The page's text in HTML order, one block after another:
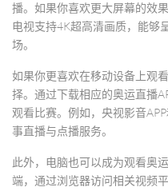
播。如果你喜欢更大屏幕的效
电视支持4K超高清画质，能够
场。
如果你更喜欢在移动设备上观
择。通过下载相应的奥运直播
观看比赛。例如，央视影音
事直播与点播服务。
此外，电脑也可以成为观看奥
端，通过浏览器访问相关视频